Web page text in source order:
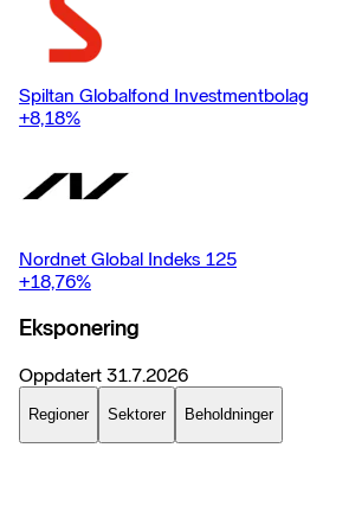
Spiltan Globalfond Investmentbolag
+8,18%
Nordnet Global Indeks 125
+18,76%
Eksponering
Oppdatert 31.7.2026
Regioner Sektorer Beholdninger